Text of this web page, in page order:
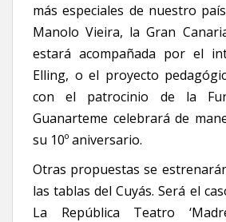
más especiales de nuestro
Manolo Vieira, la Gran
estará acompañada por el
Elling, o el proyecto
con el patrocinio de la
Guanarteme celebrará de
su 10º aniversario.
Otras propuestas se
las tablas del Cuyás. Será el
La República Teatro